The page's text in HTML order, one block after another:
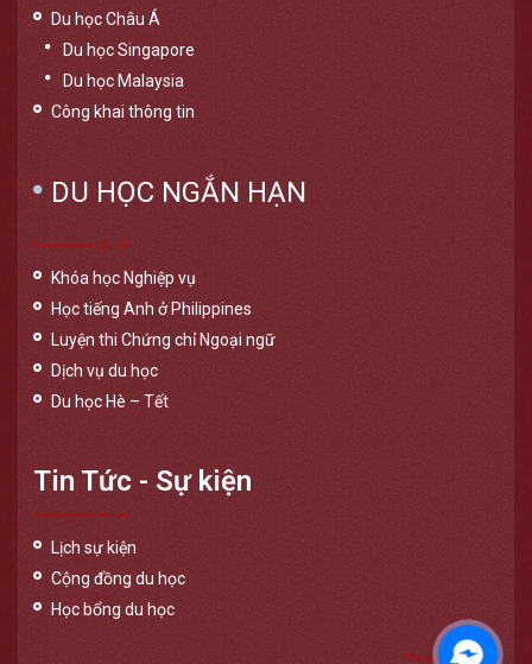
Du học Châu Á
Du học Singapore
Du học Malaysia
Công khai thông tin
DU HỌC NGẮN HẠN
Khóa học Nghiệp vụ
Học tiếng Anh ở Philippines
Luyện thi Chứng chỉ Ngoại ngữ
Dịch vụ du học
Du học Hè – Tết
Tin Tức - Sự kiện
Lịch sự kiện
Cộng đồng du học
Học bổng du học